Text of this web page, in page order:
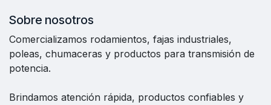
Sobre nosotros
Comercializamos rodamientos, fajas industriales,
poleas, chumaceras y productos para transmisión de
potencia.
Brindamos atención rápida, productos confiables y